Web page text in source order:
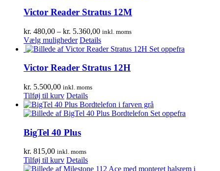
Victor Reader Stratus 12M
kr. 480,00 – kr. 5.360,00Prisinterval:
kr. 480,00
til
inkl. moms
Vælg muligheder Dette
vare
flere
kan
vælges
på
varesiden
Details
Victor Reader Stratus 12H
kr. 5.500,00 inkl. moms
Tilføj til kurv Details
BigTel 40 Plus
kr. 815,00 inkl. moms
Tilføj til kurv Details